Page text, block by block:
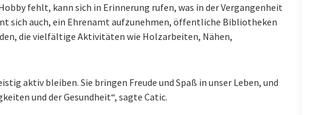
fehlt, kann sich in Erinnerung rufen, was in der Vergangenheit
sich auch, ein Ehrenamt aufzunehmen, öffentliche Bibliotheken
die vielfältige Aktivitäten wie Holzarbeiten, Nähen,
aktiv bleiben. Sie bringen Freude und Spaß in unser Leben, und
und der Gesundheit“, sagte Catic.